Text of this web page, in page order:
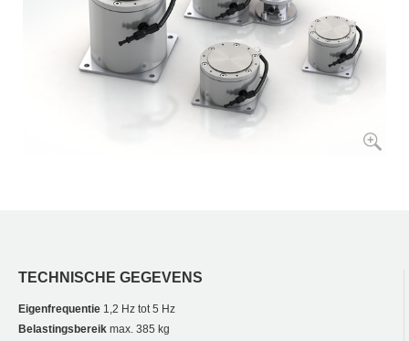
TECHNISCHE GEGEVENS
Eigenfrequentie 1,2 Hz tot 5 Hz
Belastingsbereik max. 385 kg